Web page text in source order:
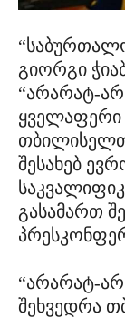
გიორგი
“არარატ-
ყველაფერი
შესახებ
გასამართ
“არარატ-
შეხვედრა